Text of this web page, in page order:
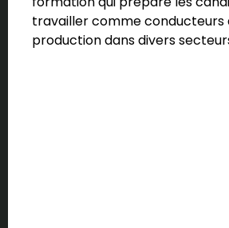
travailler comme conducteurs
production dans divers